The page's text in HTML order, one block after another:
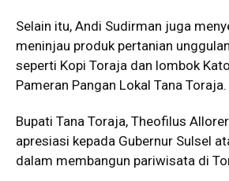
Selain itu, Andi Sudirman juga
meninjau produk pertanian
seperti Kopi Toraja dan lombok
Pameran Pangan Lokal Tana Toraja.
Bupati Tana Toraja, Theofilus
apresiasi kepada Gubernur Sulsel
dalam membangun pariwisata di